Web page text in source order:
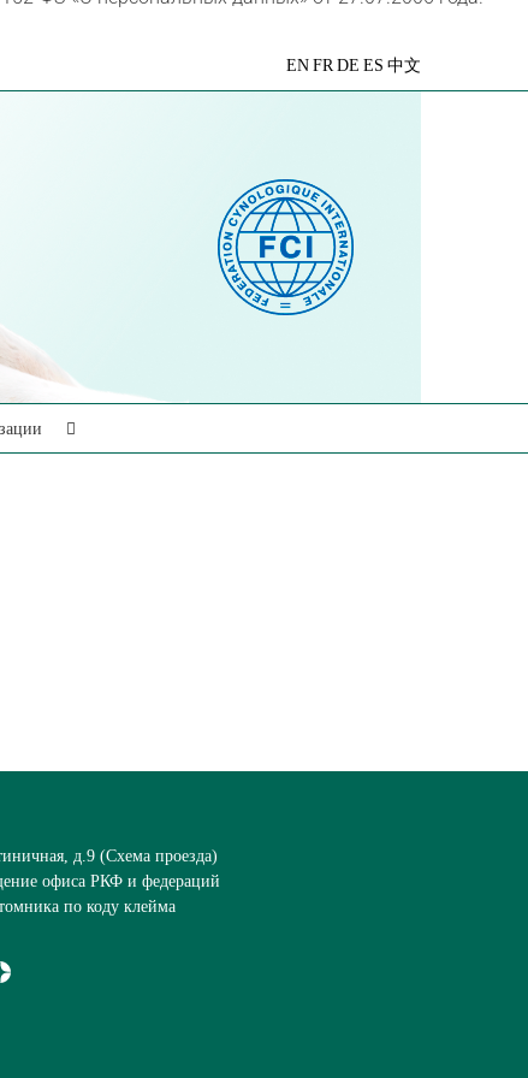
Яндекс
EN FR DE ES 中文
д.9 (Схема проезда)
офиса РКФ и федераций
по коду клейма